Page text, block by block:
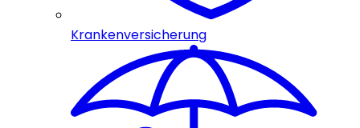
Krankenversicherung